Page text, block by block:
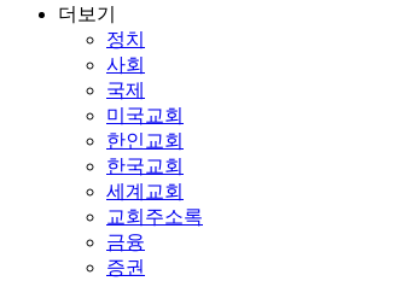
더보기
정치
사회
국제
미국교회
한인교회
한국교회
세계교회
교회주소록
금융
증권